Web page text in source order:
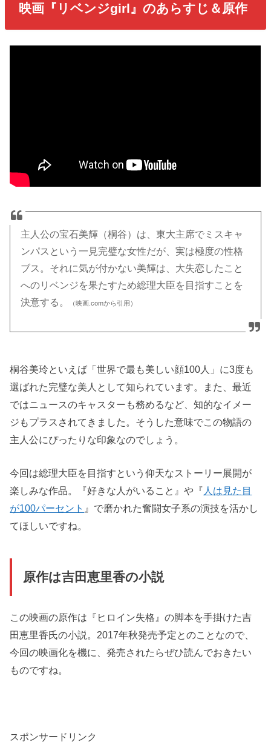
映画『リベンジgirl』のあらすじ＆原作
主人公の宝石美輝（桐谷）は、東大主席でミスキャ
ンパスという一見完璧な女性だが、実は極度の性格
ブス。それに気が付かない美輝は、大失恋したこと
へのリベンジを果たすため総理大臣を目指すことを
決意する 。 （映画.comから引用）
桐谷美玲といえば「世界で最も美しい顔100人」に3度も
選ばれた完璧な美人として知られています。また、最近
ではニュースのキャスターも務めるなど、知的なイメー
ジもプラスされてきました。そうした意味でこの物語の
主人公にぴったりな印象なのでしょう。
今回は総理大臣を目指すという仰天なストーリー展開が
楽しみな作品。『好きな人がいること』や『 人は見た目
が100パーセント 』で磨かれた奮闘女子系の演技を活かし
てほしいですね。
原作は吉田恵里香の小説
この映画の原作は『ヒロイン失格』の脚本を手掛けた吉
田恵里香氏の小説。2017年秋発売予定とのことなので、
今回の映画化を機に、発売されたらぜひ読んでおきたい
ものですね。
スポンサードリンク